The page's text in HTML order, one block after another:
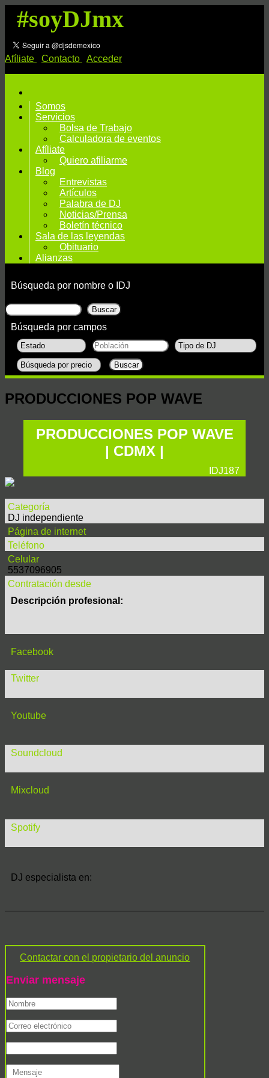
Skip#soyDJmx
Afíliate Contacto Acceder
Somos
Servicios
Bolsa de Trabajo
Calculadora de eventos
Afíliate
Quiero afiliarme
Blog
Entrevistas
Artículos
Palabra de DJ
Noticias/Prensa
Boletín técnico
Sala de las leyendas
Obituario
Alianzas
Búsqueda por nombre o IDJ
Búsqueda por campos
PRODUCCIONES POP WAVE
PRODUCCIONES POP WAVE
| CDMX |
IDJ187
Categoría
DJ independiente
Página de internet
Teléfono
Celular
5537096905
Contratación desde
Descripción profesional:
Facebook
Twitter
Youtube
Soundcloud
Mixcloud
Spotify
DJ especialista en:
Contactar con el propietario del anuncio
Enviar mensaje